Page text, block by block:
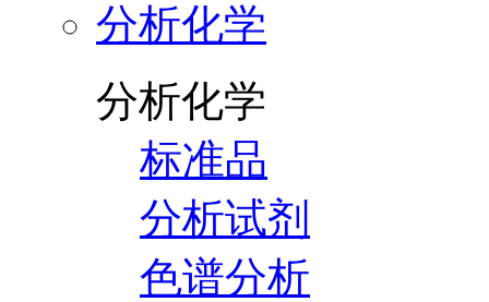
分析化学
分析化学
标准品
分析试剂
色谱分析